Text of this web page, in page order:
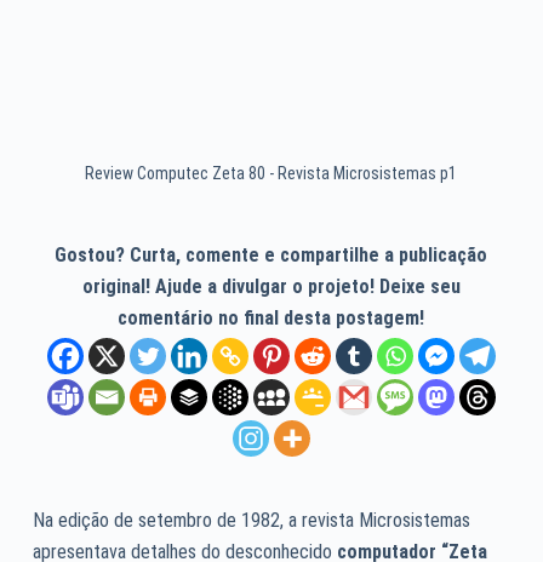
Review Computec Zeta 80 - Revista Microsistemas p1
Gostou? Curta, comente e compartilhe a publicação
original! Ajude a divulgar o projeto! Deixe seu
comentário no final desta postagem!
Na edição de setembro de 1982, a revista Microsistemas
apresentava detalhes do desconhecido computador “Zeta